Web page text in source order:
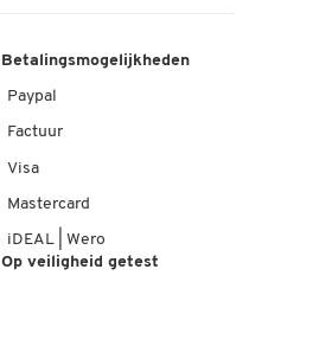
Betalingsmogelijkheden
Paypal
Factuur
Visa
Mastercard
iDEAL | Wero
Op veiligheid getest